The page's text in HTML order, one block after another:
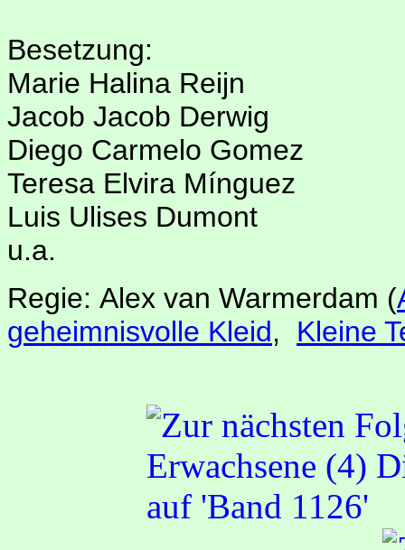
Besetzung:
Marie Halina Reijn
Jacob Jacob Derwig
Diego Carmelo Gomez
Teresa Elvira Mínguez
Luis Ulises Dumont
u.a.
Regie: Alex van Warmerdam (
geheimnisvolle Kleid, Kleine